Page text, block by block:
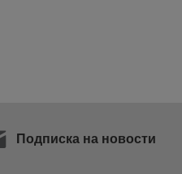
Подписка на новости